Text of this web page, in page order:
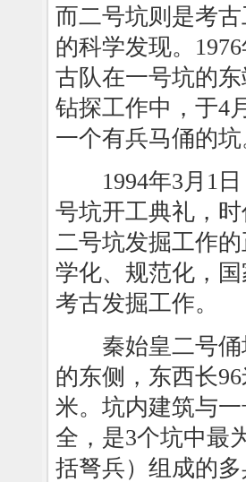
而二号坑则是考
的科学发现。
古队在一号坑的
钻探工作中，于4
一个有兵马俑的
1994年3月1日
号坑开工典礼，
二号坑发掘工作
学化、规范化，
考古发掘工作。
秦始皇二号俑
的东侧，东西长
米。坑内建筑与
全，是3个坑中最
括弩兵）组成的